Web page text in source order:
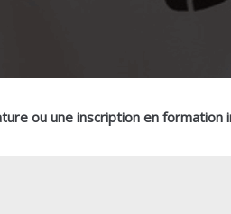
ou une inscription en formation